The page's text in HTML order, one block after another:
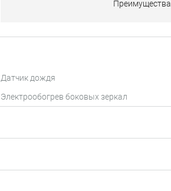
Преимущества
Датчик дождя
Электрообогрев боковых зеркал